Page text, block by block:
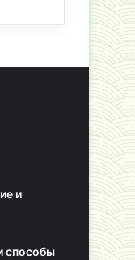
и
способы